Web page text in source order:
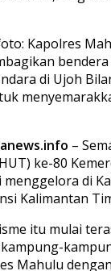
Kapolres
di Ujoh
–
ke-80
menggelora di
Kalimantan
itu mulai
Mahulu